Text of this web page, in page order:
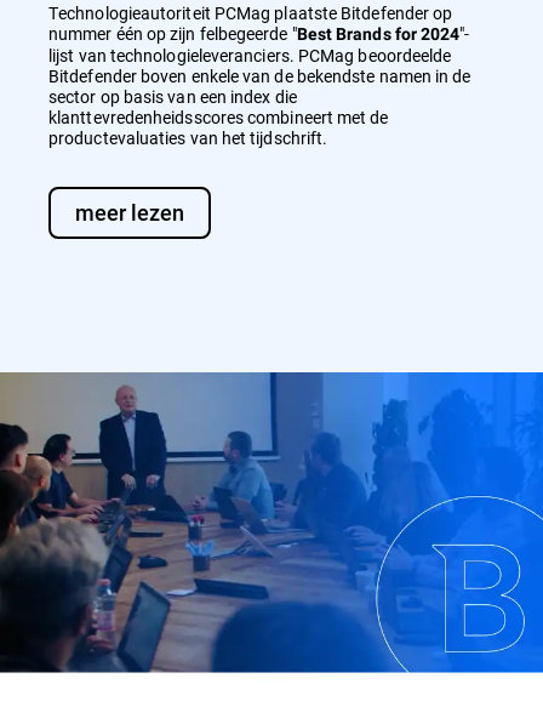
Technologieautoriteit PCMag plaatste Bitdefender op
nummer één op zijn felbegeerde "Best Brands for 2024"-
lijst van technologieleveranciers. PCMag beoordeelde
Bitdefender boven enkele van de bekendste namen in de
sector op basis van een index die
klanttevredenheidsscores combineert met de
productevaluaties van het tijdschrift.
meer lezen